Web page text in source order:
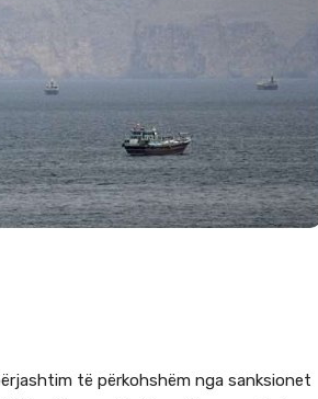
të përkohshëm nga sanksionet